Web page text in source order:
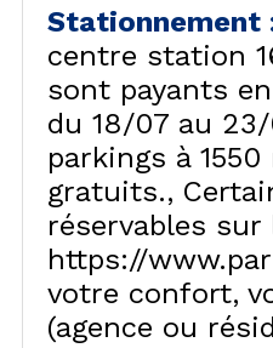
Stationnement
centre station
sont payants
du 18/07 au
parkings à
gratuits.
réservables sur
https://
votre confort,
(agence ou